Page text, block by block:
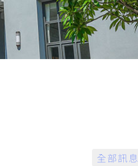
全部訊息